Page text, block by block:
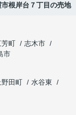
市根岸台７丁目の売地
芳町
志木市
市
野田町
水谷東